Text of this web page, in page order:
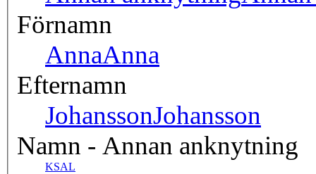
Förnamn
AnnaAnna
Efternamn
JohanssonJohansson
Namn - Annan anknytning
KSAL